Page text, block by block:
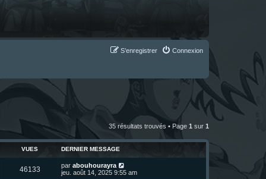
Connexion
S’enregistrer
35 résultats trouvés • Page 1 sur 1
VUES DERNIER MESSAGE
46133V
D
e
par abouhourayra
jeu. août 14, 2025 9:55 am